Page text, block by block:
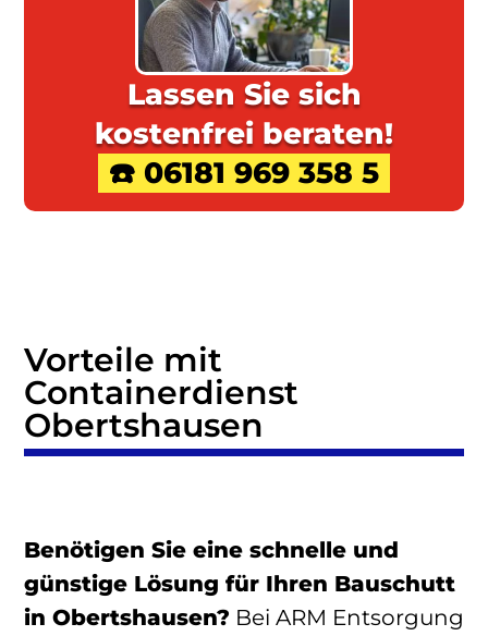
Lassen Sie sich
kostenfrei beraten!
☎️ 06181 969 358 5
Vorteile mit
Containerdienst
Obertshausen
Benötigen Sie eine schnelle und
günstige Lösung für Ihren Bauschutt
in Obertshausen? Bei ARM Entsorgung